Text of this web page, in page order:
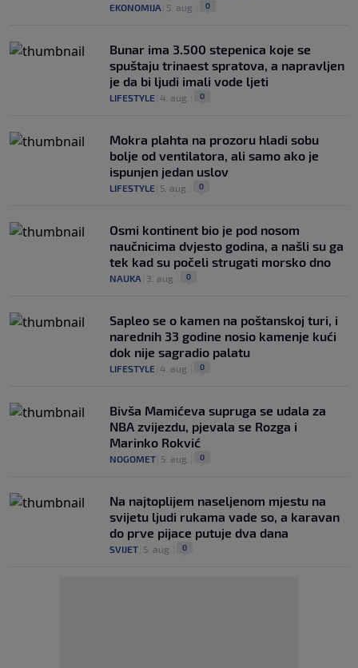
EKONOMIJA 5. aug. 0
Bunar imа 3.500 stepenica koje se
spuštaju trinaest spratova, a napravljen
je da bi ljudi imali vode ljeti
LIFESTYLE 4. aug. 0
Mokra plahta na prozoru hladi sobu
bolje od ventilatora, ali samo ako je
ispunjen jedan uslov
LIFESTYLE 5. aug. 0
Osmi kontinent bio je pod nosom
naučnicima dvjesto godina, a našli su ga
tek kad su počeli strugati morsko dno
NAUKA 3. aug. 0
Saplео se o kamen na poštanskoj turi, i
narednih 33 godine nosio kamenje kući
dok nije sagradio palatu
LIFESTYLE 4. aug. 0
Bivša Mamićeva supruga se udala za
NBA zvijezdu, pjevala se Rozga i
Marinko Rokvić
NOGOMET 5. aug. 0
Na najtoplijem naseljenom mjestu na
svijetu ljudi rukama vade so, a karavan
do prve pijace putuje dva dana
SVIJET 5. aug. 0